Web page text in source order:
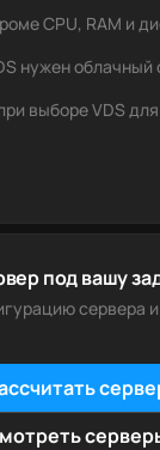
CPU, RAM и
нужен облачный
выборе VDS
под вашу
сервера